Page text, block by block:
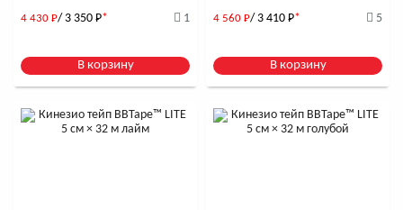
4 430 Р/ 3 350 Р* 1
В корзину
4 560 Р/ 3 410 Р* 5
В корзину